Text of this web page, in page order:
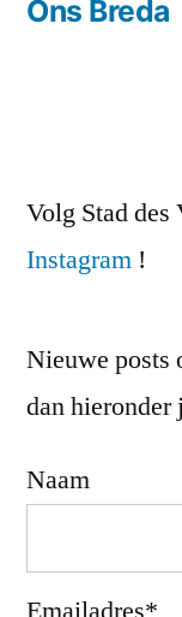
Ons Breda
Volg Stad des
Instagram !
Nieuwe posts
dan hieronder
Naam